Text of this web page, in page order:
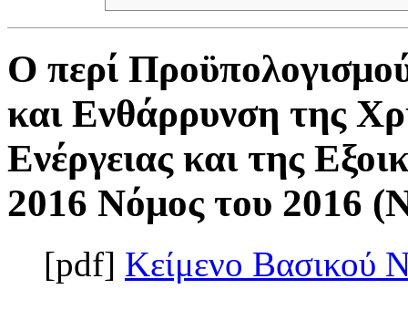
Ο περί
και Ενθάρρυνση της
Ενέργειας και της
2016 Νόμος του 2016
[pdf] Κείμενο Βασικού